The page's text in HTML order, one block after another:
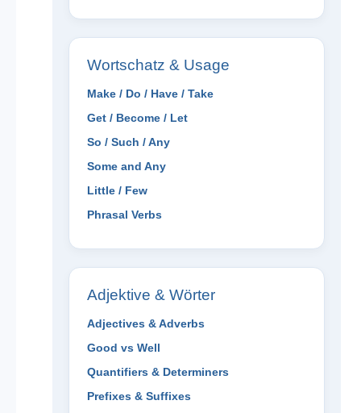
Wortschatz & Usage
Make / Do / Have / Take
Get / Become / Let
So / Such / Any
Some and Any
Little / Few
Phrasal Verbs
Adjektive & Wörter
Adjectives & Adverbs
Good vs Well
Quantifiers & Determiners
Prefixes & Suffixes